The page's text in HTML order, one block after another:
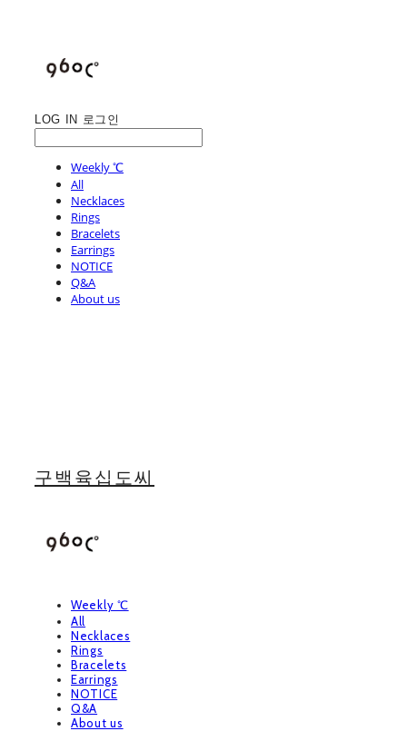
LOG IN 로그인
Weekly ℃
All
Necklaces
Rings
Bracelets
Earrings
NOTICE
Q&A
About us
구백육십도씨
Weekly ℃
All
Necklaces
Rings
Bracelets
Earrings
NOTICE
Q&A
About us